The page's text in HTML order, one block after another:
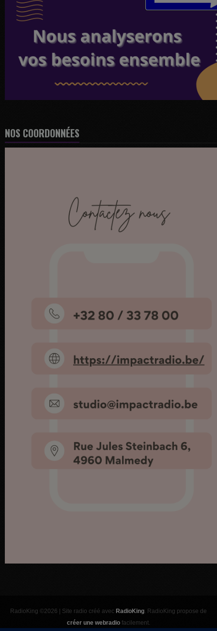
NOS COORDONNÉES
RadioKing ©2026 | Site radio créé avec RadioKing. RadioKing propose de
créer une webradio facilement.